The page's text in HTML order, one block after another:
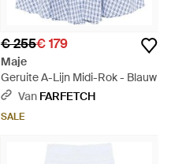
€ 255€ 179
Maje
Geruite A-Lijn Midi-Rok - Blauw
Van FARFETCH
SALE